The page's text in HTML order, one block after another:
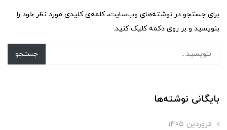
برای جستجو در نوشته‌های وب‌سایت، کلمه‌ی کلیدی مورد نظر خود را
بنویسید و بر روی دکمه کلیک کنید.
جستجو
بایگانی نوشته‌ها
فروردین 1405